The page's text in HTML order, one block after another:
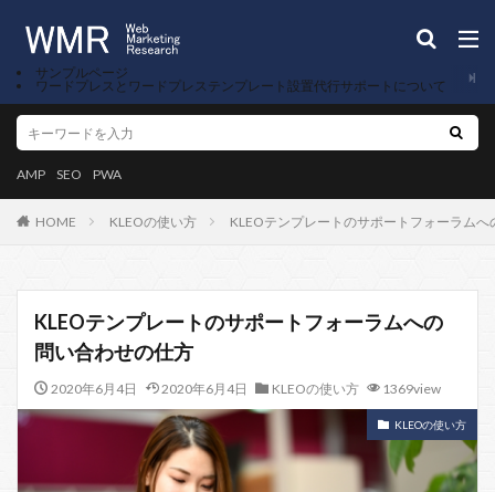
サンプルページ
ワードプレスとワードプレステンプレート設置代行サポートについて
AMP SEO PWA
HOME KLEOの使い方 KLEOテンプレートのサポートフォーラム
KLEOテンプレートのサポートフォーラムへの
問い合わせの仕方
2020年6月4日 2020年6月4日 KLEOの使い方 1369view
KLEOの使い方